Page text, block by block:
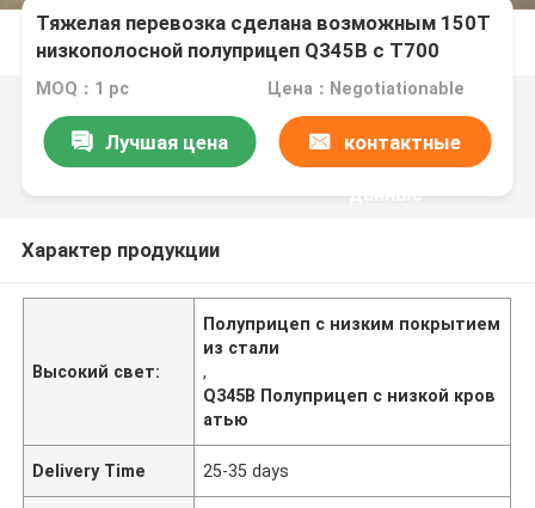
Тяжелая перевозка сделана возможным 150Т
низкополосной полуприцеп Q345B с Т700
стальной основной балкой
MOQ：1 pc Цена：Negotiationable
Лучшая цена контактные
данные
Характер продукции
Высокий свет:
Полуприцеп с низким покрытием
из стали
,
Q345B Полуприцеп с низкой кров
атью
Delivery Time 25-35 days